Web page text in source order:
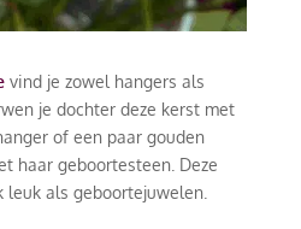
vind je zowel hangers als
je dochter deze kerst met
of een paar gouden
haar geboortesteen. Deze
leuk als geboortejuwelen.